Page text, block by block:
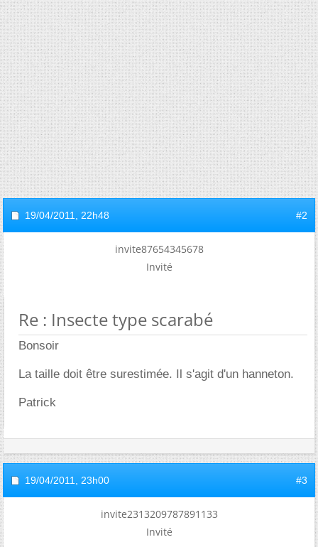
19/04/2011, 22h48 #2
invite87654345678
Invité
Re : Insecte type scarabé
Bonsoir
La taille doit être surestimée. Il s'agit d'un hanneton.
Patrick
19/04/2011, 23h00 #3
invite2313209787891133
Invité